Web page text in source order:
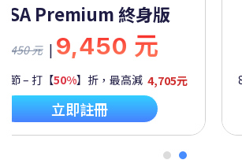
ELSA Premium 一年
5,250 元 |5,250 元
8.8 父親節 – 打【60%】折，最高減
立即註冊